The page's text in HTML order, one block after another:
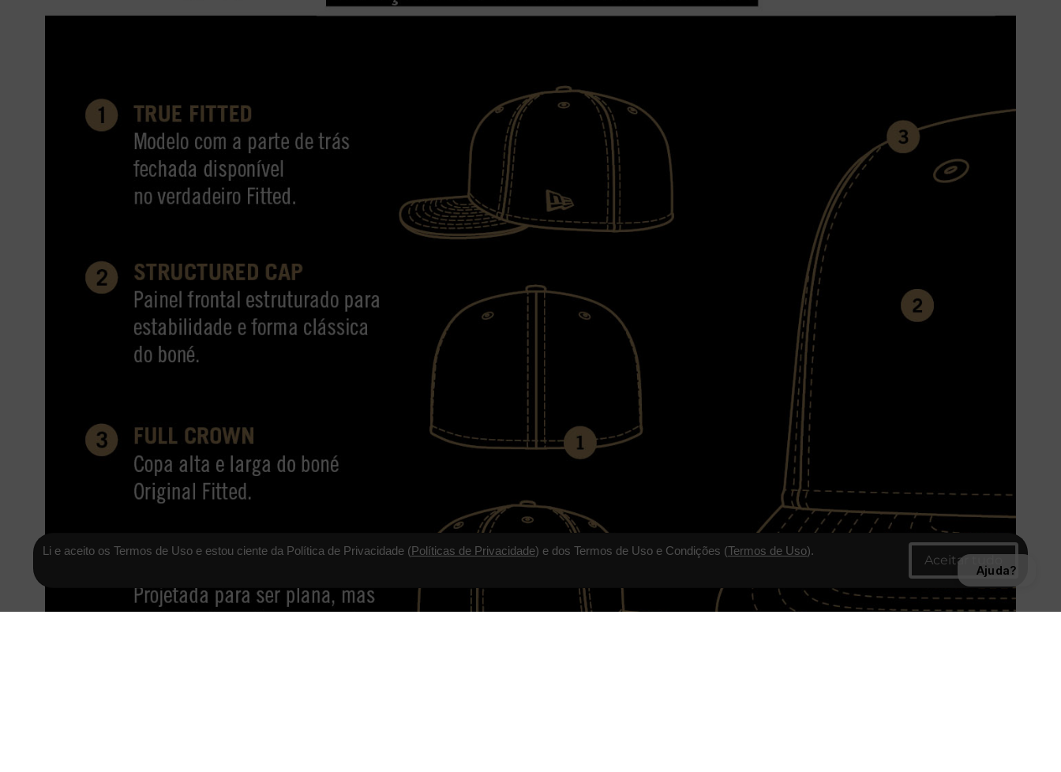
Li e aceito os Termos de Uso e estou ciente da Política de Privacidade (Políticas de Privacidade) e dos Termos de Uso e Condições (Termos de Uso).
Ajuda?